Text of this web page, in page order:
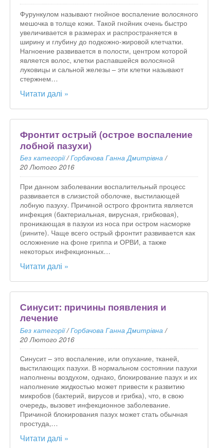
Фурункулом называют гнойное воспаление волосяного
мешочка в толще кожи. Такой гнойник очень быстро
увеличивается в размерах и распространяется в
ширину и глубину до подкожно-жировой клетчатки.
Нагноение развивается в полости, центром которой
является волос, клетки распавшейся волосяной
луковицы и сальной железы – эти клетки называют
стержнем…
Читати далі »
Фронтит острый (острое воспаление
лобной пазухи)
Без категорії/Горбачова Ганна Дмитрівна/
20 Лютого 2016
При данном заболевании воспалительный процесс
развивается в слизистой оболочке, выстилающей
лобную пазуху. Причиной острого фронтита является
инфекция (бактериальная, вирусная, грибковая),
проникающая в пазухи из носа при остром насморке
(рините). Чаще всего острый фронтит развивается как
осложнение на фоне гриппа и ОРВИ, а также
некоторых инфекционных…
Читати далі »
Синусит: причины появления и
лечение
Без категорії/Горбачова Ганна Дмитрівна /
20 Лютого 2016
Синусит – это воспаление, или опухание, тканей,
выстилающих пазухи. В нормальном состоянии пазухи
наполнены воздухом, однако, блокирование пазух и их
наполнение жидкостью может привести к развитию
микробов (бактерий, вирусов и грибка), что, в свою
очередь, вызовет инфекционное заболевание.
Причиной блокирования пазух может стать обычная
простуда,…
Читати далі »